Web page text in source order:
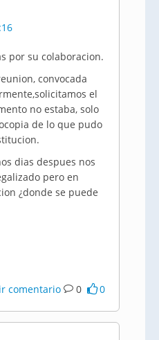
por su colaboracion.
convocada
el
no estaba, solo
de lo que pudo
dias despues nos
pero en
¿donde se puede
comentario 0 0